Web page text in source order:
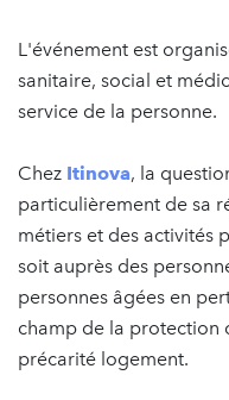
L'événement est
sanitaire, social et
service de la personne.
Chez Itinova, la
particulièrement de sa
métiers et des activités
soit auprès des
personnes âgées en
champ de la protection
précarité logement.